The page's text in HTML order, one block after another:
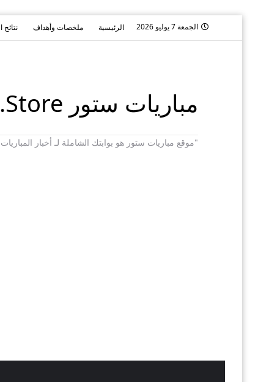
الجمعة 7 يوليو 2026 الرئيسية ملخصات وأهداف نتائج
مباريات ستور Mobaryat.Store
"موقع مباريات ستور هو بوابتك الشاملة لـ أخبار